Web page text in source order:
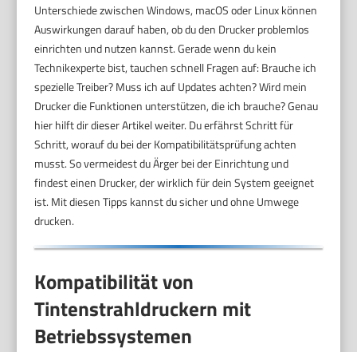
Unterschiede zwischen Windows, macOS oder Linux können
Auswirkungen darauf haben, ob du den Drucker problemlos
einrichten und nutzen kannst. Gerade wenn du kein
Technikexperte bist, tauchen schnell Fragen auf: Brauche ich
spezielle Treiber? Muss ich auf Updates achten? Wird mein
Drucker die Funktionen unterstützen, die ich brauche? Genau
hier hilft dir dieser Artikel weiter. Du erfährst Schritt für
Schritt, worauf du bei der Kompatibilitätsprüfung achten
musst. So vermeidest du Ärger bei der Einrichtung und
findest einen Drucker, der wirklich für dein System geeignet
ist. Mit diesen Tipps kannst du sicher und ohne Umwege
drucken.
Kompatibilität von
Tintenstrahldruckern mit
Betriebssystemen